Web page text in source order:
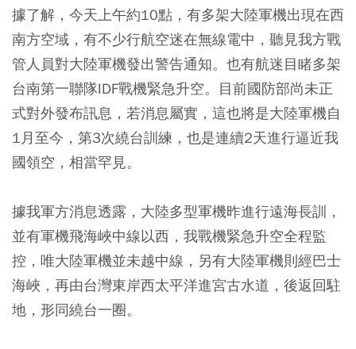
據了解，今天上午約10點，有多架大陸軍機出現在西
南方空域，有不少行航空迷在無線電中，聽見我方戰
管人員對大陸軍機發出警告通知。也有航迷目睹多架
台南第一聯隊IDF戰機緊急升空。目前國防部尚未正
式對外發布訊息，若消息屬實，這也將是大陸軍機自
1月至今，第3次繞台訓練，也是連續2天進行逼近我
國領空，相當罕見。
據我軍方消息透露，大陸多型軍機昨進行遠海長訓，
並有軍機飛海峽中線以西，我戰機緊急升空全程監
控，唯大陸軍機並未越中線，另有大陸軍機則經巴士
海峽，再由台灣東岸西太平洋進宮古水道，後返回駐
地，形同繞台一圈。